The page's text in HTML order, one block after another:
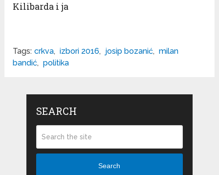
Kilibarda i ja
Tags: crkva, izbori 2016, josip bozanić, milan
bandić, politika
SEARCH
Search